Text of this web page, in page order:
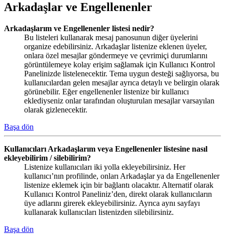
Arkadaşlar ve Engellenenler
Arkadaşlarım ve Engellenenler listesi nedir?
Bu listeleri kullanarak mesaj panosunun diğer üyelerini
organize edebilirsiniz. Arkadaşlar listenize eklenen üyeler,
onlara özel mesajlar göndermeye ve çevrimiçi durumlarını
görüntülemeye kolay erişim sağlamak için Kullanıcı Kontrol
Panelinizde listelenecektir. Tema uygun desteği sağlıyorsa, bu
kullanıcılardan gelen mesajlar ayrıca detaylı ve belirgin olarak
görünebilir. Eğer engellenenler listenize bir kullanıcı
eklediyseniz onlar tarafından oluşturulan mesajlar varsayılan
olarak gizlenecektir.
Başa dön
Kullanıcıları Arkadaşlarım veya Engellenenler listesine nasıl
ekleyebilirim / silebilirim?
Listenize kullanıcıları iki yolla ekleyebilirsiniz. Her
kullanıcı’nın profilinde, onları Arkadaşlar ya da Engellenenler
listenize eklemek için bir bağlantı olacaktır. Alternatif olarak
Kullanıcı Kontrol Paneliniz’den, direkt olarak kullanıcıların
üye adlarını girerek ekleyebilirsiniz. Ayrıca aynı sayfayı
kullanarak kullanıcıları listenizden silebilirsiniz.
Başa dön